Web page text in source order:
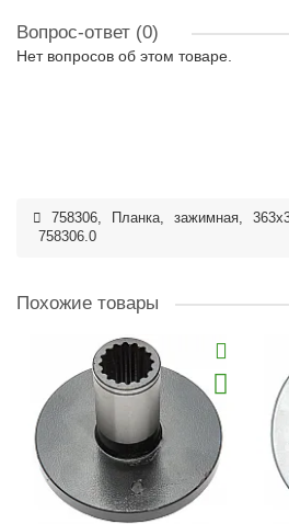
Вопрос-ответ (0)
Нет вопросов об этом товаре.
758306, Планка, зажимная,
758306.0
Похожие товары